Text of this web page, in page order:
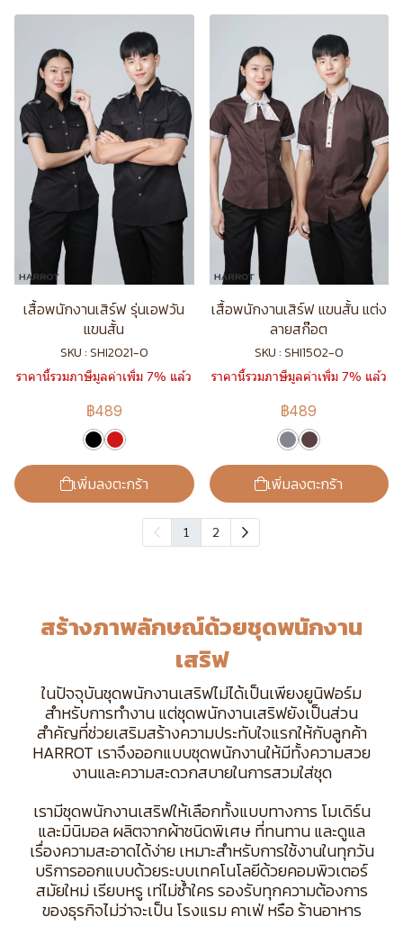
เสื้อพนักงานเสิร์ฟ รุ่นเอฟวัน
แขนสั้น
SKU : SHI2021-0
ราคานี้รวมภาษีมูลค่าเพิ่ม 7% แล้ว
฿489
เพิ่มลงตะกร้า
เสื้อพนักงานเสิร์ฟ แขนสั้น แต่ง
ลายสก๊อต
SKU : SHI1502-0
ราคานี้รวมภาษีมูลค่าเพิ่ม 7% แล้ว
฿489
เพิ่มลงตะกร้า
1 2
สร้างภาพลักษณ์ด้วยชุดพนักงาน
เสริฟ
ในปัจจุบันชุดพนักงานเสริฟไม่ได้เป็นเพียงยูนิฟอร์ม
สำหรับการทำงาน แต่ชุดพนักงานเสริฟยังเป็นส่วน
สำคัญที่ช่วยเสริมสร้างความประทับใจแรกให้กับลูกค้า
HARROT เราจึงออกแบบชุดพนักงานให้มีทั้งความสวย
งานและความสะดวกสบายในการสวมใส่ชุด
เรามีชุดพนักงานเสริฟให้เลือกทั้งแบบทางการ โมเดิร์น
และมินิมอล ผลิตจากผ้าชนิดพิเศษ ที่ทนทาน และดูแล
เรื่องความสะอาดได้ง่าย เหมาะสำหรับการใช้งานในทุกวัน
บริการออกแบบด้วยระบบเทคโนโลยีด้วยคอมพิวเตอร์
สมัยใหม่ เรียบหรู เท่ไม่ซ้ำใคร รองรับทุกความต้องการ
ของธุรกิจไม่ว่าจะเป็น โรงแรม คาเฟ่ หรือ ร้านอาหาร